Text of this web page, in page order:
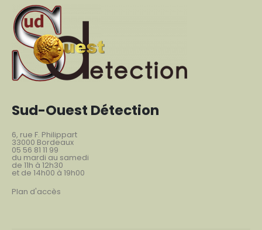
Sud-Ouest Détection
6, rue F. Philippart
33000 Bordeaux
05 56 81 11 99
du mardi au samedi
de 11h à 12h30
et de 14h00 à 19h00
Plan d'accès